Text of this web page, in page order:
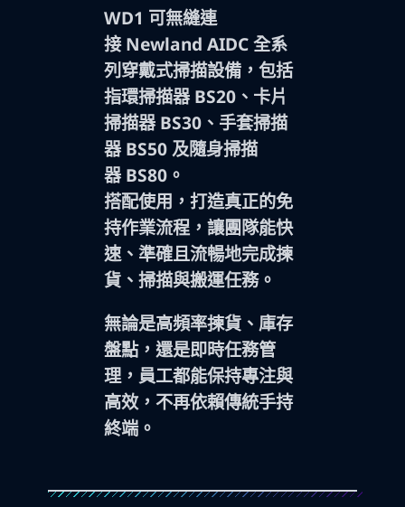
WD1 可無縫連
接 Newland AIDC 全系
列穿戴式掃描設備，包括
指環掃描器 BS20、卡片
掃描器 BS30、手套掃描
器 BS50 及隨身掃描
器 BS80。
搭配使用，打造真正的免
持作業流程 ，讓團隊能快
速、準確且流暢地完成揀
貨、掃描與搬運任務。
無論是高頻率揀貨、庫存
盤點，還是即時任務管
理，員工都能保持專注與
高效，不再依賴傳統手持
終端。